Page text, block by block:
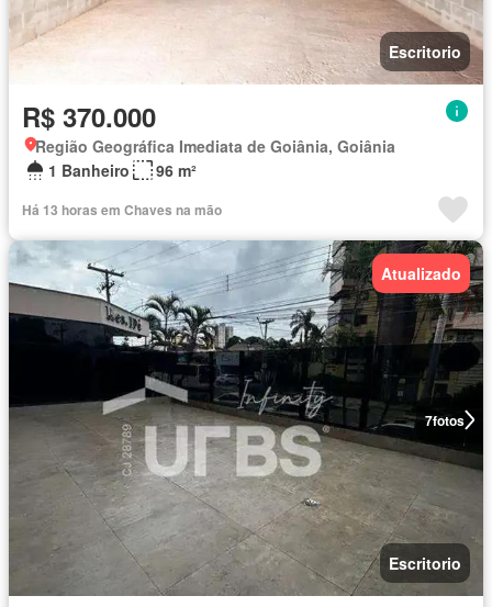
Escritorio
R$ 370.000
Região Geográfica Imediata de Goiânia, Goiânia
1 Banheiro
96 m²
Há 13 horas em Chaves na mão
7fotos
Atualizado
Escritorio